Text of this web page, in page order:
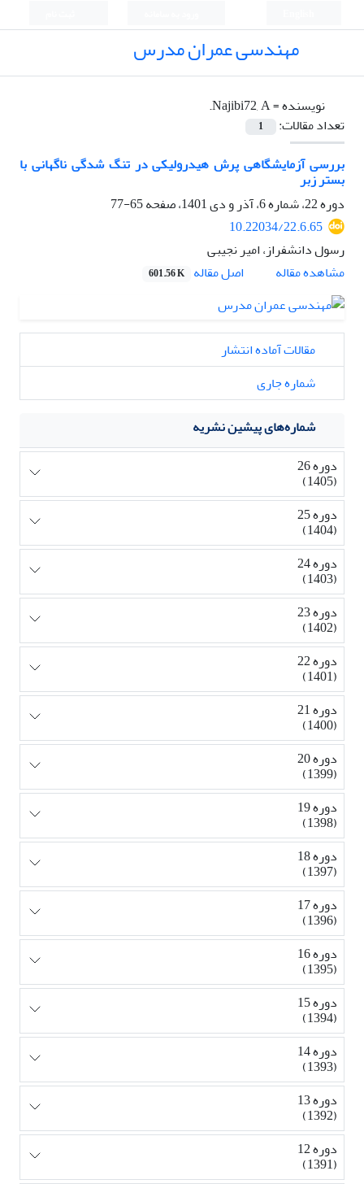
مهندسی عمران مدرس
نویسنده =Najibi72, A.
تعداد مقالات:
1
بررسی آزمایشگاهی پرش هیدرولیکی در تنگ شدگی ناگهانی با
بستر زبر
دوره 22، شماره 6، آذر و دی 1401، صفحه
65-77
10.22034/22.6.65
رسول دانشفراز، امیر نجیبی
مشاهده مقاله
اصل مقاله 601.56 K
مقالات آماده انتشار
شماره جاری
شماره‌های پیشین نشریه
دوره 26
(1405)
دوره 25
(1404)
دوره 24
(1403)
دوره 23
(1402)
دوره 22
(1401)
دوره 21
(1400)
دوره 20
(1399)
دوره 19
(1398)
دوره 18
(1397)
دوره 17
(1396)
دوره 16
(1395)
دوره 15
(1394)
دوره 14
(1393)
دوره 13
(1392)
دوره 12
(1391)